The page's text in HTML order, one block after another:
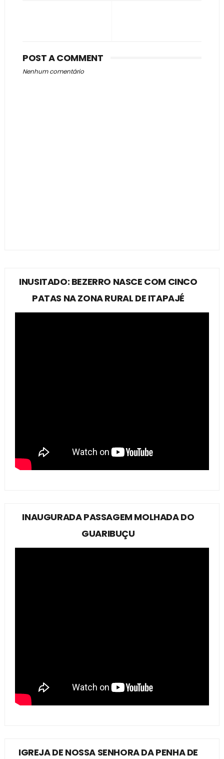
POST A COMMENT
Nenhum comentário
INUSITADO: BEZERRO NASCE COM CINCO
PATAS NA ZONA RURAL DE ITAPAJÉ
INAUGURADA PASSAGEM MOLHADA DO
GUARIBUÇU
IGREJA DE NOSSA SENHORA DA PENHA DE